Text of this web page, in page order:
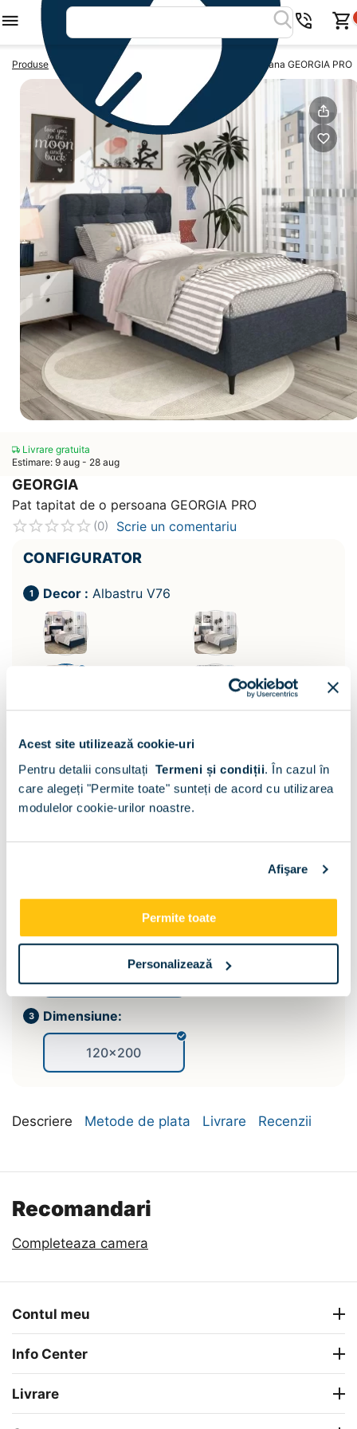
Acest site utilizează cookie-uri
Pentru detalii consultați Termeni și condiții. În cazul în
care alegeți "Permite toate" sunteți de acord cu utilizarea
modulelor cookie-urilor noastre.
Afişare
Permite toate
Personalizează
Produse Paturi de o persoana Pat tapitat de o persoana GEORGIA PRO
Livrare gratuita
Estimare: 9 aug - 28 aug
GEORGIA
Pat tapitat de o persoana GEORGIA PRO
(0) Scrie un comentariu
CONFIGURATOR
Decor : Albastru V76
Suport saltea:
Dimensiune:
120x200
Descriere Metode de plata Livrare Recenzii
Recomandari
Completeaza camera
Contul meu
Info Center
Livrare